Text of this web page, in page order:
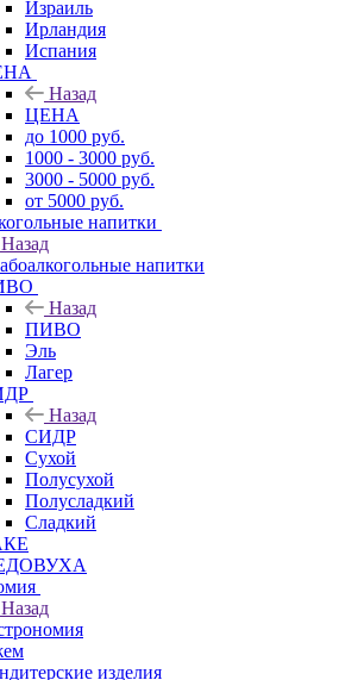
Израиль
Ирландия
Испания
Назад
ЦЕНА
до 1000 руб.
1000 - 3000 руб.
3000 - 5000 руб.
от 5000 руб.
напитки
Назад
напитки
Назад
ПИВО
Эль
Лагер
Назад
СИДР
Сухой
Полусухой
Полусладкий
Сладкий
Назад
изделия